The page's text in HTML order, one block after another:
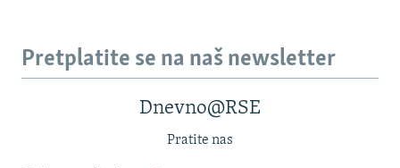
Pretplatite se na naš newsletter
Dnevno@RSE
Pratite nas